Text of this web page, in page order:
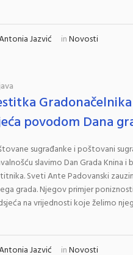
Jazvić inNovosti
povodom Dana
sugrađanke i poštovani
slavimo Dan Grada Knina
Sveti Ante Padovanski
grada. Njegov primjer
na vrijednosti koje želimo
Jazvić inNovosti